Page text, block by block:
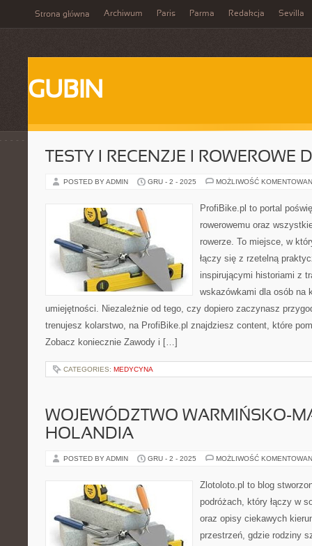
Strona główna Archiwum Paris Parma Redakcja Sevilla
GUBIN
TESTY I RECENZJE I ROWEROWE
POSTED BY ADMIN GRU - 2 - 2025 MOŻLIWOŚĆ
ProfiBike.pl to portal
rowerowemu oraz
rowerze. To miejsce, w
łączy się z rzetelną
inspirującymi historiami z
wskazówkami dla osób na
umiejętności. Niezależnie od tego, czy dopiero zaczynasz
trenujesz kolarstwo, na ProfiBike.pl znajdziesz content, które
Zobacz koniecznie Zawody i […]
CATEGORIES: MEDYCYNA
WOJEWÓDZTWO WARMIŃSKO-
HOLANDIA
POSTED BY ADMIN GRU - 2 - 2025 MOŻLIWOŚĆ
Zlotoloto.pl to blog
podróżach, który łączy w
oraz opisy ciekawych
przestrzeń, gdzie rodziny